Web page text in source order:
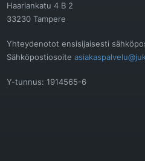
Haarlankatu 4 B 2
33230 Tampere
Yhteydenotot ensisijaisesti
Sähköpostiosoite
Y-tunnus: 1914565-6